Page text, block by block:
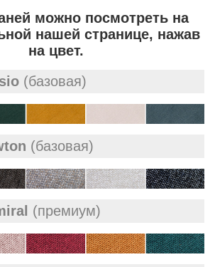
можно посмотреть на
нашей странице, нажав
на цвет.
(базовая)
(базовая)
(премиум)